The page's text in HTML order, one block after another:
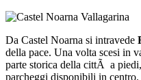
Da Castel Noarna si intravede
della pace. Una volta scesi in
parte storica della cittÃ a
parcheggi disponibili in centro.